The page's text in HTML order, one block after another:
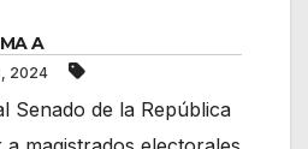
A
2024
Senado de la República